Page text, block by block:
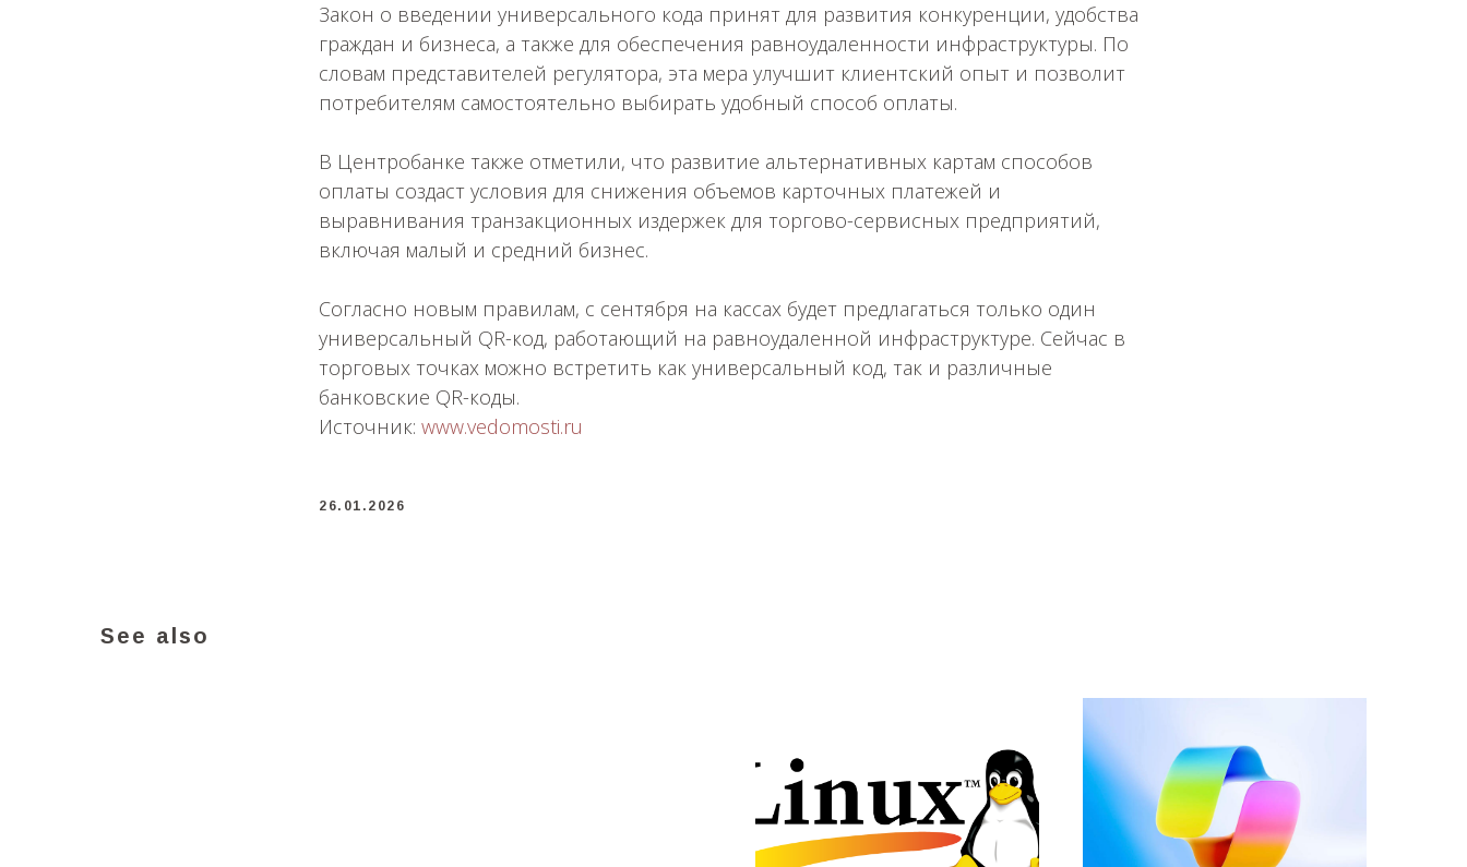
Закон о введении универсального кода принят для развития конкуренции, удобства
граждан и бизнеса, а также для обеспечения равноудаленности инфраструктуры. По
словам представителей регулятора, эта мера улучшит клиентский опыт и позволит
потребителям самостоятельно выбирать удобный способ оплаты.
В Центробанке также отметили, что развитие альтернативных картам способов
оплаты создаст условия для снижения объемов карточных платежей и
выравнивания транзакционных издержек для торгово-сервисных предприятий,
включая малый и средний бизнес.
Согласно новым правилам, с сентября на кассах будет предлагаться только один
универсальный QR-код, работающий на равноудаленной инфраструктуре. Сейчас в
торговых точках можно встретить как универсальный код, так и различные
банковские QR-коды.
Источник: www.vedomosti.ru
26.01.2026
See also